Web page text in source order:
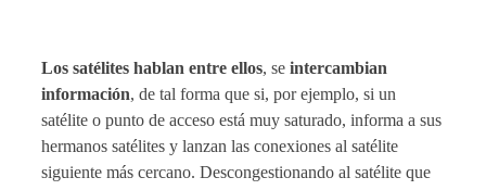
Los satélites hablan entre ellos, se intercambian
información, de tal forma que si, por ejemplo, si un
satélite o punto de acceso está muy saturado, informa a sus
hermanos satélites y lanzan las conexiones al satélite
siguiente más cercano. Descongestionando al satélite que